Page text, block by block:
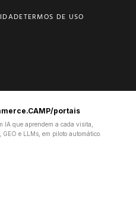
TERMOS DE USO
portais
IA que aprendem a cada visita,
e LLMs, em piloto automático.